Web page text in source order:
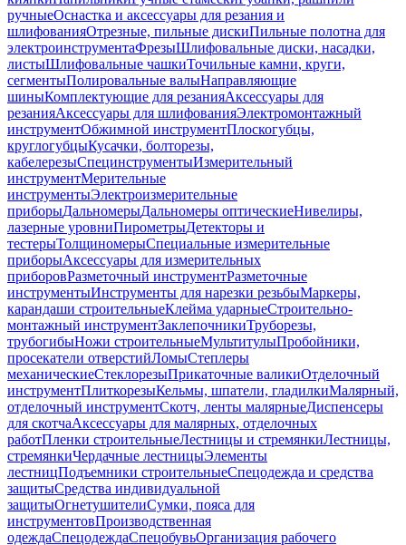
ручныеОснастка и аксессуары для резания и
шлифованияОтрезные, пильные дискиПильные полотна для
электроинструментаФрезыШлифовальные диски, насадки,
листыШлифовальные чашкиТочильные камни, круги,
сегментыПолировальные валыНаправляющие
шиныКомплектующие для резанияАксессуары для
резанияАксессуары для шлифованияЭлектромонтажный
инструментОбжимной инструментПлоскогубцы,
круглогубцыКусачки, болторезы,
кабелерезыСпецинструментыИзмерительный
инструментМерительные
инструментыЭлектроизмерительные
приборыДальномерыДальномеры оптическиеНивелиры,
лазерные уровниПирометрыДетекторы и
тестерыТолщиномерыСпециальные измерительные
приборыАксессуары для измерительных
приборовРазметочный инструментРазметочные
инструментыИнструменты для нарезки резьбыМаркеры,
карандаши строительныеКлейма ударныеСтроительно-
монтажный инструментЗаклепочникиТруборезы,
трубогибыНожи строительныеМультитулыПробойники,
просекатели отверстийЛомыСтеплеры
механическиеСтеклорезыПрикаточные валикиОтделочный
инструментПлиткорезыКельмы, шпатели, гладилкиМалярный,
отделочный инструментСкотч, ленты малярныеДиспенсеры
для скотчаАксессуары для малярных, отделочных
работПленки строительныеЛестницы и стремянкиЛестницы,
стремянкиЧердачные лестницыЭлементы
лестницПодъемники строительныеСпецодежда и средства
защитыСредства индивидуальной
защитыОгнетушителиСумки, пояса для
инструментовПроизводственная
одеждаСпецодеждаСпецобувьОрганизация рабочего